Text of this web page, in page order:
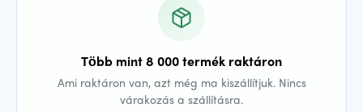
Több mint 8 000 termék raktáron
Ami raktáron van, azt még ma kiszállítjuk. Nincs
várakozás a szállításra.